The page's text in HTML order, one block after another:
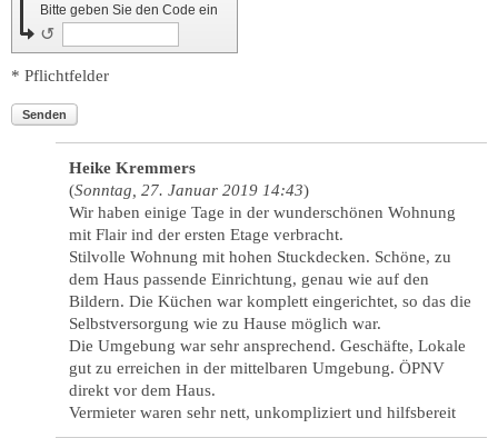
Bitte geben Sie den Code ein
↺
* Pflichtfelder
Senden
Heike Kremmers
(Sonntag, 27. Januar 2019 14:43)
Wir haben einige Tage in der wunderschönen Wohnung
mit Flair ind der ersten Etage verbracht.
Stilvolle Wohnung mit hohen Stuckdecken. Schöne, zu
dem Haus passende Einrichtung, genau wie auf den
Bildern. Die Küchen war komplett eingerichtet, so das die
Selbstversorgung wie zu Hause möglich war.
Die Umgebung war sehr ansprechend. Geschäfte, Lokale
gut zu erreichen in der mittelbaren Umgebung. ÖPNV
direkt vor dem Haus.
Vermieter waren sehr nett, unkompliziert und hilfsbereit